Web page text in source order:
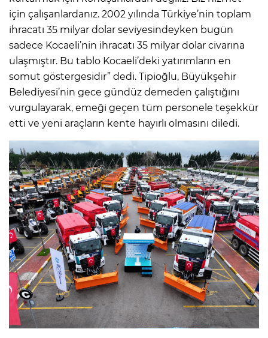
için çalışanlardanız. 2002 yılında Türkiye’nin toplam
ihracatı 35 milyar dolar seviyesindeyken bugün
sadece Kocaeli’nin ihracatı 35 milyar dolar civarına
ulaşmıştır. Bu tablo Kocaeli’deki yatırımların en
somut göstergesidir” dedi. Tipioğlu, Büyükşehir
Belediyesi’nin gece gündüz demeden çalıştığını
vurgulayarak, emeği geçen tüm personele teşekkür
etti ve yeni araçların kente hayırlı olmasını diledi.